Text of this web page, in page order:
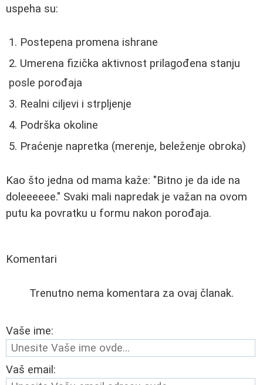
uspeha su:
Postepena promena ishrane
Umerena fizička aktivnost prilagođena stanju
posle porođaja
Realni ciljevi i strpljenje
Podrška okoline
Praćenje napretka (merenje, beleženje obroka)
Kao što jedna od mama kaže: "Bitno je da ide na
doleeeeee." Svaki mali napredak je važan na ovom
putu ka povratku u formu nakon porođaja.
Komentari
Trenutno nema komentara za ovaj članak.
Vaše ime:
Vaš email: